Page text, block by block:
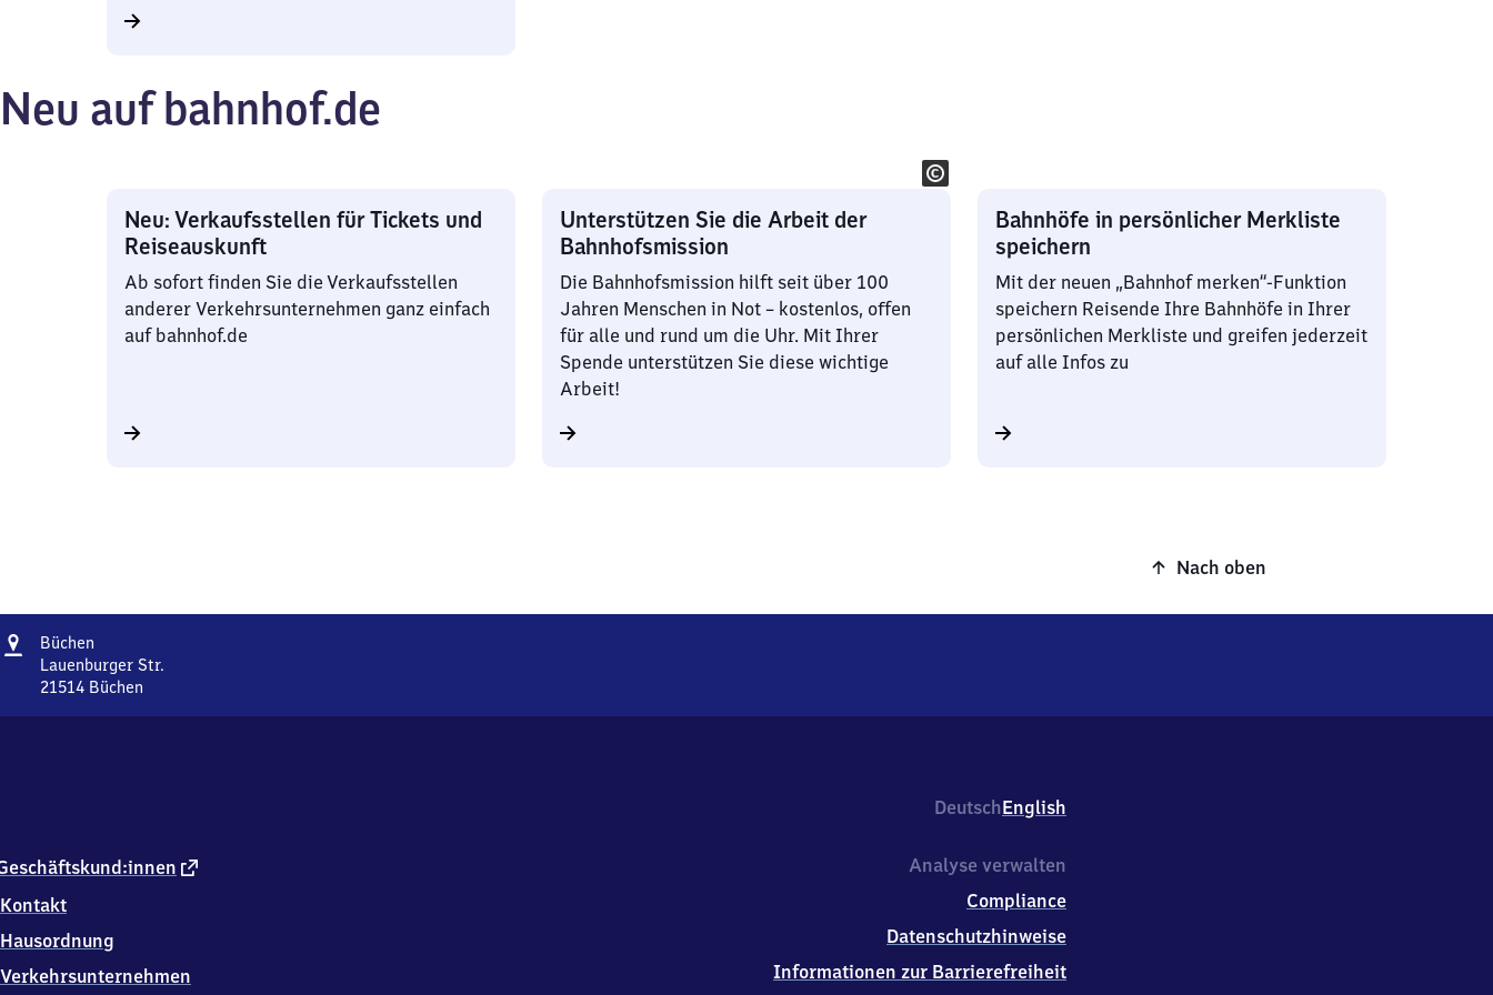
Neu auf bahnhof.de
Neu: Verkaufsstellen für Tickets und
Reiseauskunft
Ab sofort finden Sie die Verkaufsstellen
anderer Verkehrsunternehmen ganz einfach
auf bahnhof.de
Unterstützen Sie die Arbeit der
Bahnhofsmission
Die Bahnhofsmission hilft seit über 100
Jahren Menschen in Not – kostenlos, offen
für alle und rund um die Uhr. Mit Ihrer
Spende unterstützen Sie diese wichtige
Arbeit!
Bahnhöfe in persönlicher Merkliste
speichern
Mit der neuen „Bahnhof merken“-Funktion
speichern Reisende Ihre Bahnhöfe in Ihrer
persönlichen Merkliste und greifen jederzeit
auf alle Infos zu
Nach oben
Adresse
Büchen
Lauenburger Str.
21514 Büchen
4
DeutschEnglish
externer
Kontakt
Hausordnung
Verkehrsunternehmen
Analyse verwalten
Compliance
Datenschutzhinweise
Informationen zur Barrierefreiheit